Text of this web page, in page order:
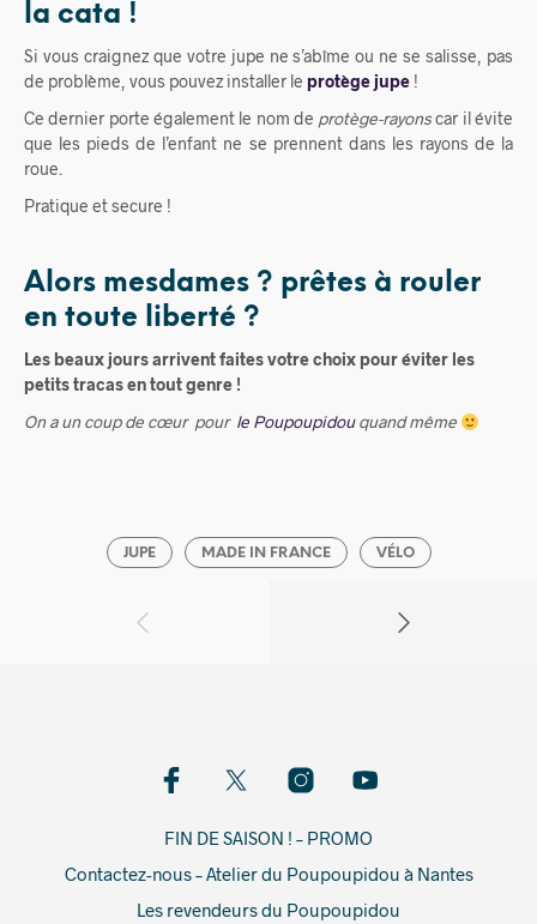
la cata !
Si vous craignez que votre jupe ne s’abîme ou ne se salisse, pas
de problème, vous pouvez installer le protège jupe !
Ce dernier porte également le nom de protège-rayonscar il évite
que les pieds de l’enfant ne se prennent dans les rayons de la
roue.
Pratique et secure !
Alors mesdames ? prêtes à rouler
en toute liberté ?
Les beaux jours arrivent faites votre choix pour éviter les
petits tracas en tout genre !
On a un coup de cœur pour le Poupoupidouquand même
JUPE MADE IN FRANCE VÉLO
FIN DE SAISON ! – PROMO
Contactez-nous – Atelier du Poupoupidou à Nantes
Les revendeurs du Poupoupidou